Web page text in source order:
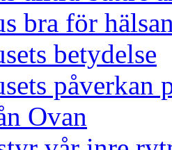
bra för
betydelse
påverkan
Ovan